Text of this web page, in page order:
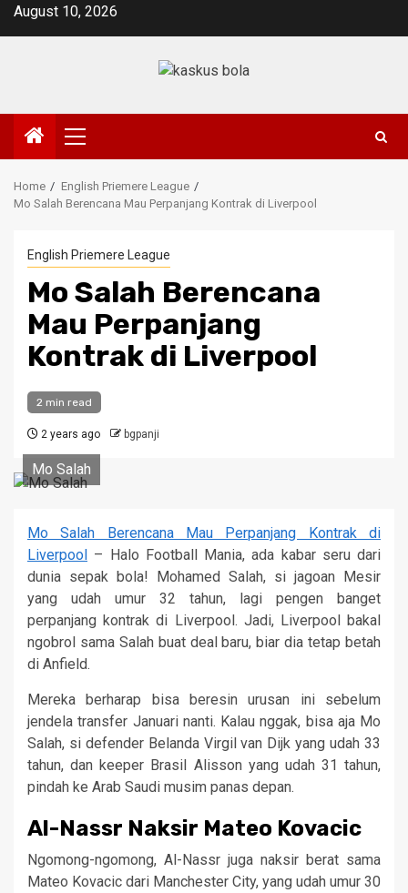
SkipAugust 10, 2026
Primary
Menu
Home
English Priemere League
Mo Salah Berencana Mau Perpanjang Kontrak di Liverpool
English Priemere League
Mo Salah Berencana
Mau Perpanjang
Kontrak di Liverpool
2 min read
2 years ago bgpanji
Mo Salah
Mo Salah Berencana Mau Perpanjang Kontrak di
Liverpool – Halo Football Mania, ada kabar seru dari
dunia sepak bola! Mohamed Salah, si jagoan Mesir
yang udah umur 32 tahun, lagi pengen banget
perpanjang kontrak di Liverpool. Jadi, Liverpool bakal
ngobrol sama Salah buat deal baru, biar dia tetap betah
di Anfield.
Mereka berharap bisa beresin urusan ini sebelum
jendela transfer Januari nanti. Kalau nggak, bisa aja Mo
Salah, si defender Belanda Virgil van Dijk yang udah 33
tahun, dan keeper Brasil Alisson yang udah 31 tahun,
pindah ke Arab Saudi musim panas depan.
Al-Nassr Naksir Mateo Kovacic
Ngomong-ngomong, Al-Nassr juga naksir berat sama
Mateo Kovacic dari Manchester City, yang udah umur 30